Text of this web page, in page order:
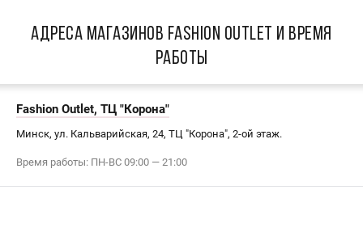
АДРЕСА МАГАЗИНОВ Fashion Outlet И ВРЕМЯ
РАБОТЫ
Fashion Outlet, ТЦ "Корона"
Минск, ул. Кальварийская, 24, ТЦ "Корона", 2-ой этаж.
Время работы: ПН-ВС 09:00 — 21:00